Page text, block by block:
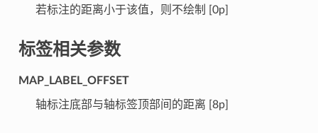
若标注的距离小于该值，则不绘制 [0p]
标签相关参数
MAP_LABEL_OFFSET
轴标注底部与轴标签顶部间的距离 [8p]